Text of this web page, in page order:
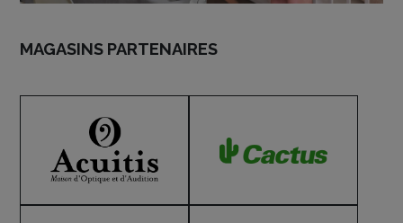
MAGASINS PARTENAIRES